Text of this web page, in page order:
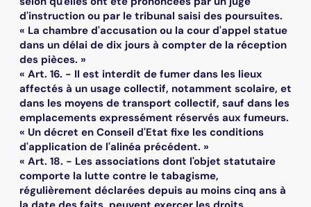
d'instruction ou par le tribunal saisi des poursuites.
« La chambre d'accusation ou la cour d'appel statue
dans un délai de dix jours à compter de la réception
des pièces. »
« Art. 16. - II est interdit de fumer dans les lieux
affectés à un usage collectif, notamment scolaire, et
dans les moyens de transport collectif, sauf dans les
emplacements expressément réservés aux fumeurs.
« Un décret en Conseil d'Etat fixe les conditions
d'application de l'alinéa précédent. »
« Art. 18. - Les associations dont l'objet statutaire
comporte la lutte contre le tabagisme,
régulièrement déclarées depuis au moins cinq ans à